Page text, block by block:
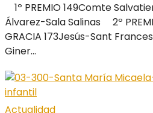
1º PREMIO 149Comte
Álvarez-Sala Salinas 2º
GRACIA 173Jesús-Sant
Giner...
Actualidad